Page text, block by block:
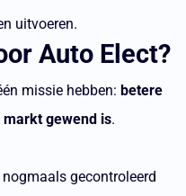
uitvoeren.
Auto Elect?
missie hebben: betere
gewend is.
nogmaals gecontroleerd